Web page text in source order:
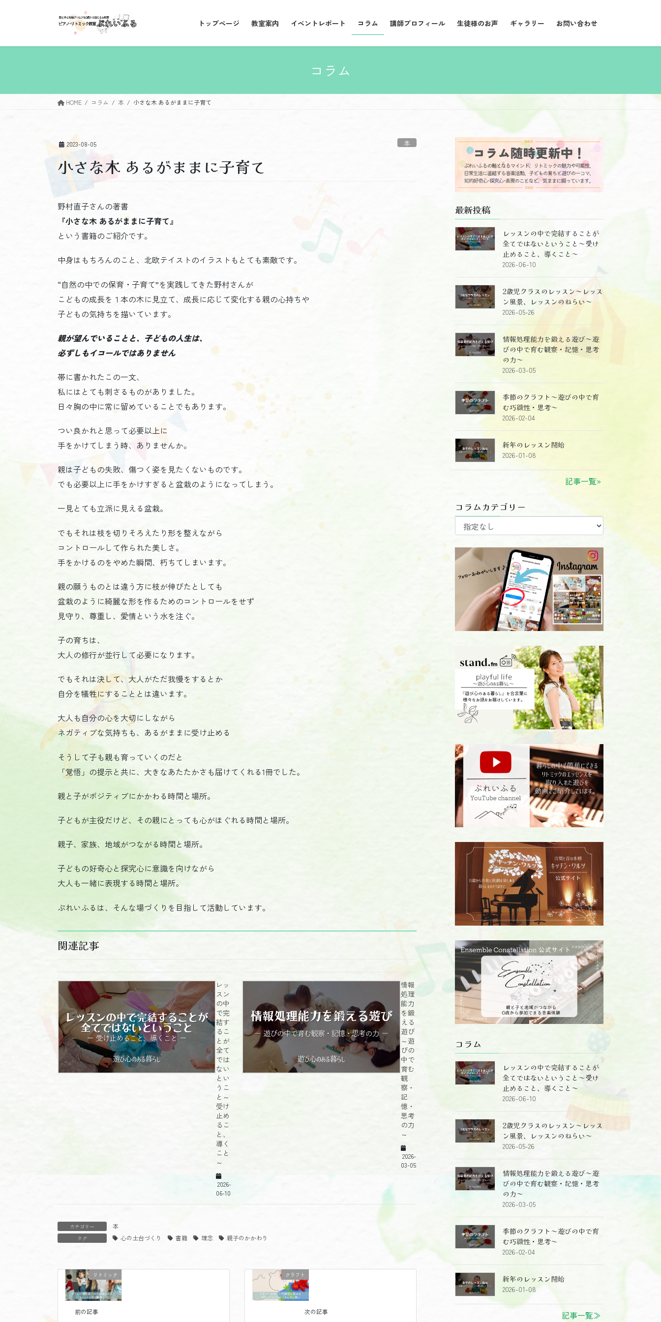
トップページ 教室案内 イベントレポート コラム 講師プロフィール 生徒様のお声 ギャラリー お問い合わせ
コラム
HOME コラム 本 小さな木 あるがままに子育て
2023-08-05 本
小さな木 あるがままに子育て
野村直子さんの著書
『小さな木 あるがままに子育て』
という書籍のご紹介です。
中身はもちろんのこと、北欧テイストのイラストもとても素敵です。
“自然の中での保育・子育て”を実践してきた野村さんが
こどもの成長を１本の木に見立て、成長に応じて変化する親の心持ちや
子どもの気持ちを描いています。
親が望んでいることと、子どもの人生は、
必ずしもイコールではありません
帯に書かれたこの一文、
私にはとても刺さるものがありました。
日々胸の中に常に留めていることでもあります。
つい良かれと思って必要以上に
手をかけてしまう時、ありませんか。
親は子どもの失敗、傷つく姿を見たくないものです。
でも必要以上に手をかけすぎると盆栽のようになってしまう。
一見とても立派に見える盆栽。
でもそれは枝を切りそろえたり形を整えながら
コントロールして作られた美しさ。
手をかけるのをやめた瞬間、朽ちてしまいます。
親の願うものとは違う方に枝が伸びたとしても
盆栽のように綺麗な形を作るためのコントロールをせず
見守り、尊重し、愛情という水を注ぐ。
子の育ちは、
大人の修行が並行して必要になります。
でもそれは決して、大人がただ我慢をするとか
自分を犠牲にすることとは違います。
大人も自分の心を大切にしながら
ネガティブな気持ちも、あるがままに受け止める
そうして子も親も育っていくのだと
「覚悟」の提示と共に、大きなあたたかさも届けてくれる1冊でした。
親と子がポジティブにかかわる時間と場所。
子どもが主役だけど、その親にとっても心がほぐれる時間と場所。
親子、家族、地域がつながる時間と場所。
子どもの好奇心と探究心に意識を向けながら
大人も一緒に表現する時間と場所。
ぷれいふるは、そんな場づくりを目指して活動しています。
関連記事
レッ
スン
の中
で完
結す
るこ
とが
全て
では
ない
とい
うこ
と～
受け
止め
るこ
と、
導く
こと
～
2026-
06-10
情報
処理
能力
を鍛
える
遊び
～遊
びの
中で
育む
観
察・
記
憶・
思考
の力
～
2026-
03-05
カテゴリー 本
タグ 心の土台づくり 書籍 理念 親子のかかわり
リトミック
前の記事
クラフト
次の記事
最新投稿
レッスンの中で完結することが
全てではないということ～受け
止めること、導くこと～
2026-06-10
2歳児クラスのレッスン～レッス
ン風景、レッスンのねらい～
2026-05-26
情報処理能力を鍛える遊び～遊
びの中で育む観察・記憶・思考
の力～
2026-03-05
季節のクラフト～遊びの中で育
む巧緻性・思考～
2026-02-04
新年のレッスン開始
2026-01-08
記事一覧»
コラムカテゴリー
コラム
レッスンの中で完結することが
全てではないということ～受け
止めること、導くこと～
2026-06-10
2歳児クラスのレッスン～レッス
ン風景、レッスンのねらい～
2026-05-26
情報処理能力を鍛える遊び～遊
びの中で育む観察・記憶・思考
の力～
2026-03-05
季節のクラフト～遊びの中で育
む巧緻性・思考～
2026-02-04
新年のレッスン開始
2026-01-08
記事一覧≫